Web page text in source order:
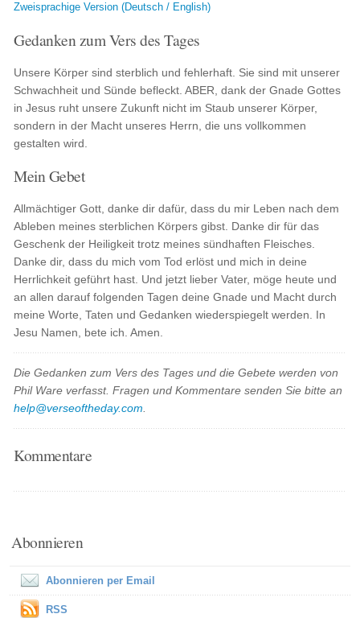
Zweisprachige Version (Deutsch / English)
Gedanken zum Vers des Tages
Unsere Körper sind sterblich und fehlerhaft. Sie sind mit unserer
Schwachheit und Sünde befleckt. ABER, dank der Gnade Gottes
in Jesus ruht unsere Zukunft nicht im Staub unserer Körper,
sondern in der Macht unseres Herrn, die uns vollkommen
gestalten wird.
Mein Gebet
Allmächtiger Gott, danke dir dafür, dass du mir Leben nach dem
Ableben meines sterblichen Körpers gibst. Danke dir für das
Geschenk der Heiligkeit trotz meines sündhaften Fleisches.
Danke dir, dass du mich vom Tod erlöst und mich in deine
Herrlichkeit geführt hast. Und jetzt lieber Vater, möge heute und
an allen darauf folgenden Tagen deine Gnade und Macht durch
meine Worte, Taten und Gedanken wiederspiegelt werden. In
Jesu Namen, bete ich. Amen.
Die Gedanken zum Vers des Tages und die Gebete werden von
Phil Ware verfasst. Fragen und Kommentare senden Sie bitte an
help@verseoftheday.com
Kommentare
Abonnieren
Abonnieren per Email
RSS